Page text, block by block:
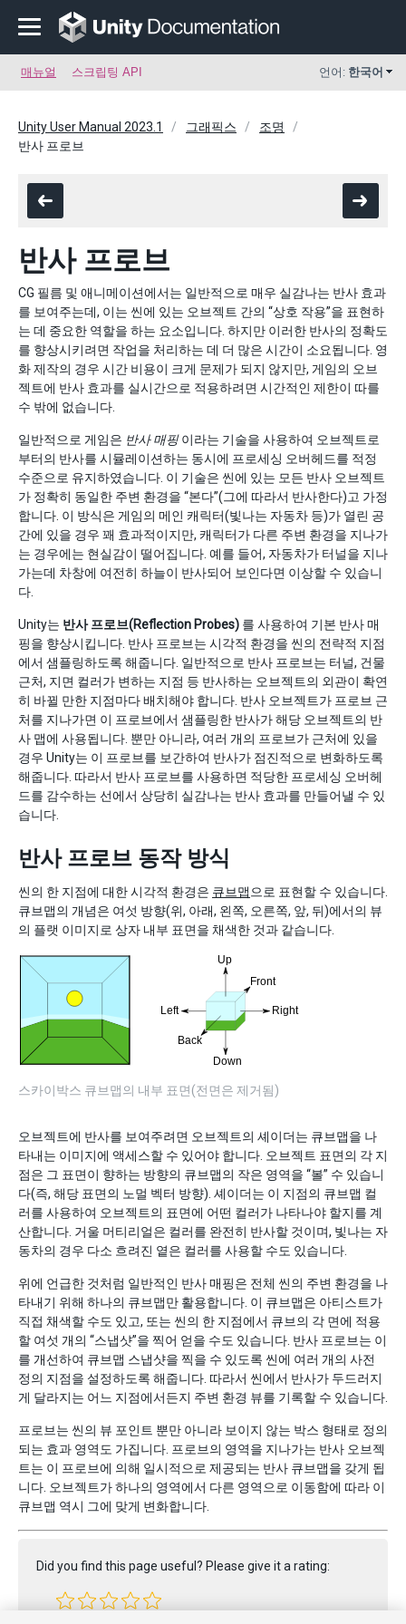
매뉴얼 스크립팅 API 언어: 한국어
Unity User Manual 2023.1 그래픽스
조명
반사 프로브
반사 프로브
CG 필름 및 애니메이션에서는 일반적으로 매우 실감나는 반사 효과
를 보여주는데, 이는 씬에 있는 오브젝트 간의 “상호 작용”을 표현하
는 데 중요한 역할을 하는 요소입니다. 하지만 이러한 반사의 정확도
를 향상시키려면 작업을 처리하는 데 더 많은 시간이 소요됩니다. 영
화 제작의 경우 시간 비용이 크게 문제가 되지 않지만, 게임의 오브
젝트에 반사 효과를 실시간으로 적용하려면 시간적인 제한이 따를
수 밖에 없습니다.
일반적으로 게임은 반사 매핑이라는 기술을 사용하여 오브젝트로
부터의 반사를 시뮬레이션하는 동시에 프로세싱 오버헤드를 적정
수준으로 유지하였습니다. 이 기술은 씬에 있는 모든 반사 오브젝트
가 정확히 동일한 주변 환경을 “본다”(그에 따라서 반사한다)고 가정
합니다. 이 방식은 게임의 메인 캐릭터(빛나는 자동차 등)가 열린 공
간에 있을 경우 꽤 효과적이지만, 캐릭터가 다른 주변 환경을 지나가
는 경우에는 현실감이 떨어집니다. 예를 들어, 자동차가 터널을 지나
가는데 차창에 여전히 하늘이 반사되어 보인다면 이상할 수 있습니
다.
Unity는 반사 프로브(Reflection Probes) 를 사용하여 기본 반사 매
핑을 향상시킵니다. 반사 프로브는 시각적 환경을 씬의 전략적 지점
에서 샘플링하도록 해줍니다. 일반적으로 반사 프로브는 터널, 건물
근처, 지면 컬러가 변하는 지점 등 반사하는 오브젝트의 외관이 확연
히 바뀔 만한 지점마다 배치해야 합니다. 반사 오브젝트가 프로브 근
처를 지나가면 이 프로브에서 샘플링한 반사가 해당 오브젝트의 반
사 맵에 사용됩니다. 뿐만 아니라, 여러 개의 프로브가 근처에 있을
경우 Unity는 이 프로브를 보간하여 반사가 점진적으로 변화하도록
해줍니다. 따라서 반사 프로브를 사용하면 적당한 프로세싱 오버헤
드를 감수하는 선에서 상당히 실감나는 반사 효과를 만들어낼 수 있
습니다.
반사 프로브 동작 방식
씬의 한 지점에 대한 시각적 환경은 큐브맵 으로 표현할 수 있습니다.
큐브맵의 개념은 여섯 방향(위, 아래, 왼쪽, 오른쪽, 앞, 뒤)에서의 뷰
의 플랫 이미지로 상자 내부 표면을 채색한 것과 같습니다.
스카이박스 큐브맵의 내부 표면(전면은 제거됨)
오브젝트에 반사를 보여주려면 오브젝트의 셰이더는 큐브맵을 나
타내는 이미지에 액세스할 수 있어야 합니다. 오브젝트 표면의 각 지
점은 그 표면이 향하는 방향의 큐브맵의 작은 영역을 “볼” 수 있습니
다(즉, 해당 표면의 노멀 벡터 방향). 셰이더는 이 지점의 큐브맵 컬
러를 사용하여 오브젝트의 표면에 어떤 컬러가 나타나야 할지를 계
산합니다. 거울 머티리얼은 컬러를 완전히 반사할 것이며, 빛나는 자
동차의 경우 다소 흐려진 옅은 컬러를 사용할 수도 있습니다.
위에 언급한 것처럼 일반적인 반사 매핑은 전체 씬의 주변 환경을 나
타내기 위해 하나의 큐브맵만 활용합니다. 이 큐브맵은 아티스트가
직접 채색할 수도 있고, 또는 씬의 한 지점에서 큐브의 각 면에 적용
할 여섯 개의 “스냅샷”을 찍어 얻을 수도 있습니다. 반사 프로브는 이
를 개선하여 큐브맵 스냅샷을 찍을 수 있도록 씬에 여러 개의 사전
정의 지점을 설정하도록 해줍니다. 따라서 씬에서 반사가 두드러지
게 달라지는 어느 지점에서든지 주변 환경 뷰를 기록할 수 있습니다.
프로브는 씬의 뷰 포인트 뿐만 아니라 보이지 않는 박스 형태로 정의
되는 효과 영역도 가집니다. 프로브의 영역을 지나가는 반사 오브젝
트는 이 프로브에 의해 일시적으로 제공되는 반사 큐브맵을 갖게 됩
니다. 오브젝트가 하나의 영역에서 다른 영역으로 이동함에 따라 이
큐브맵 역시 그에 맞게 변화합니다.
Did you find this page useful? Please give it a rating: